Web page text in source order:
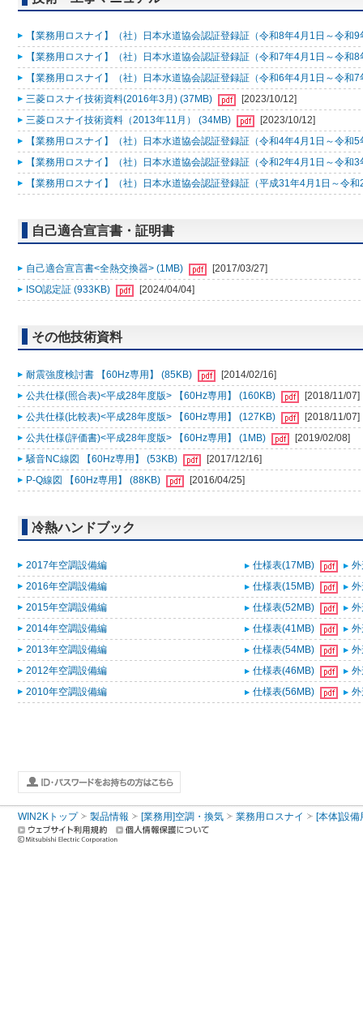
【業務用ロスナイ】（社）日本水道協会認証登録証（令和8年4月1日～令和
【業務用ロスナイ】（社）日本水道協会認証登録証（令和7年4月1日～令和
【業務用ロスナイ】（社）日本水道協会認証登録証（令和6年4月1日～令和
三菱ロスナイ技術資料(2016年3月) (37MB)
[2023/10/12]
三菱ロスナイ技術資料（2013年11月） (34MB)
[2023/10/12]
【業務用ロスナイ】（社）日本水道協会認証登録証（令和4年4月1日～令和
【業務用ロスナイ】（社）日本水道協会認証登録証（令和2年4月1日～令和
【業務用ロスナイ】（社）日本水道協会認証登録証（平成31年4月1日～令
自己適合宣言書・証明書
自己適合宣言書<全熱交換器> (1MB)
[2017/03/27]
ISO認定証 (933KB)
[2024/04/04]
その他技術資料
耐震強度検討書 【60Hz専用】 (85KB)
[2014/02/16]
公共仕様(照合表)<平成28年度版> 【60Hz専用】 (160KB)
[2018/11/07]
公共仕様(比較表)<平成28年度版> 【60Hz専用】 (127KB)
[2018/11/07]
公共仕様(評価書)<平成28年度版> 【60Hz専用】 (1MB)
[2019/02/08]
騒音NC線図 【60Hz専用】 (53KB)
[2017/12/16]
P-Q線図 【60Hz専用】 (88KB)
[2016/04/25]
冷熱ハンドブック
2017年空調設備編 仕様表(17MB)
2016年空調設備編
仕様表(15MB)
2015年空調設備編
仕様表(52MB)
2014年空調設備編
仕様表(41MB)
2013年空調設備編
仕様表(54MB)
2012年空調設備編
仕様表(46MB)
2010年空調設備編
仕様表(56MB)
WIN2Kトップ 製品情報 [業務用]空調・換気 業務用ロスナイ [本体]設備